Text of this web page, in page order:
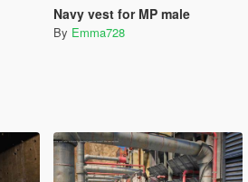
Navy vest for MP male
By Emma728